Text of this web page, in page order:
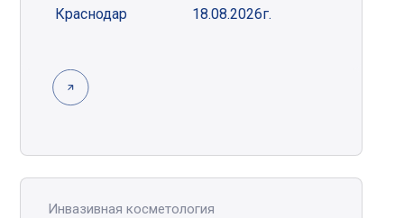
Краснодар 18.08.2026г.
Инвазивная косметология